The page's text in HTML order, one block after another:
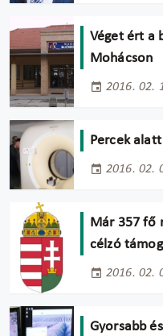
Véget ért a
Mohácson
2016. 02.
Percek
2016. 02.
Már 357 fő
célzó
2016. 02.
Gyorsabb